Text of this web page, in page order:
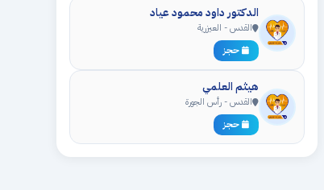
الدكتور داود محمود عياد
القدس - العيزرية
حجز
هيثم العلمي
القدس - رأس الجورة
حجز